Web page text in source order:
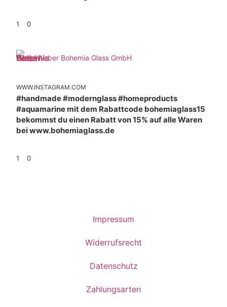
1 0
Weber Bohemia Glass GmbH
WWW.INSTAGRAM.COM
#handmade #modernglass #homeproducts
#aquamarine mit dem Rabattcode bohemiaglass15
bekommst du einen Rabatt von 15% auf alle Waren
bei www.bohemiaglass.de
1 0
Impressum
Widerrufsrecht
Datenschutz
Zahlungsarten